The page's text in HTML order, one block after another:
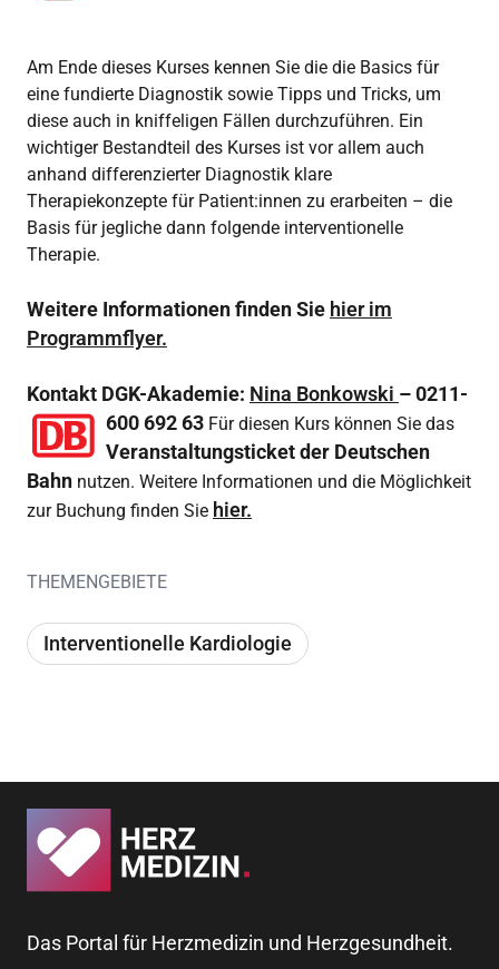
Am Ende dieses Kurses kennen Sie die die Basics für
eine fundierte Diagnostik sowie Tipps und Tricks, um
diese auch in kniffeligen Fällen durchzuführen. Ein
wichtiger Bestandteil des Kurses ist vor allem auch
anhand differenzierter Diagnostik klare
Therapiekonzepte für Patient:innen zu erarbeiten – die
Basis für jegliche dann folgende interventionelle
Therapie.
Weitere Informationen finden Sie hier im
Programmflyer.
Kontakt DGK-Akademie: Nina Bonkowski – 0211-
600 692 63 Für diesen Kurs können Sie das
Veranstaltungsticket der Deutschen
Bahn nutzen. Weitere Informationen und die Möglichkeit
zur Buchung finden Sie hier.
THEMENGEBIETE
Interventionelle Kardiologie
Das Portal für Herzmedizin und Herzgesundheit.